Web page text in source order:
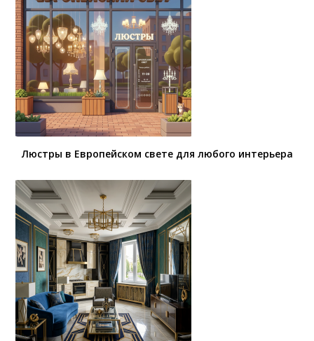
Люстры в Европейском свете для любого интерьера